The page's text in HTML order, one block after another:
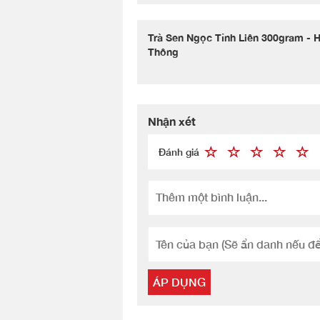
Trà Sen Ngọc Tỉnh Liên 300gram -
Thông
Nhận xét
Đánh giá
ÁP DỤNG